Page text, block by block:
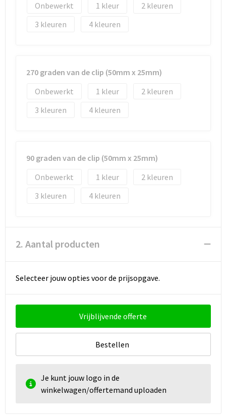
Onbewerkt
1
2
3
4
270 graden van de clip (50mm x 25mm)
Onbewerkt
1
2
3
4
90 graden van de clip (50mm x 25mm)
Onbewerkt
1
2
3
4
2. Aantal producten
Selecteer jouw opties voor de prijsopgave.
Vrijblijvende offerte
Bestellen
Je kunt jouw logo in de
winkelwagen/offertemand uploaden